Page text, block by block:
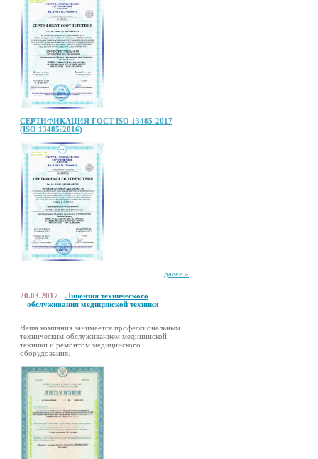
СЕРТИФИКАЦИЯ ГОСТ ISO 13485-2017
(ISO 13485:2016)
далее »
20.03.2017
Лицензия технического
обслуживания медицинской техники
Наша компания занимается профессиональным
техническим обслуживанием медицинской
техники и ремонтом медицинского
оборудования.